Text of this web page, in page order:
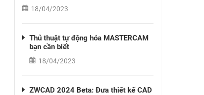
18/04/2023
Thủ thuật tự động hóa MASTERCAM
bạn cần biết
18/04/2023
ZWCAD 2024 Beta: Đưa thiết kế CAD